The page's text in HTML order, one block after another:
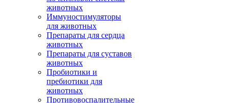
животных
Иммуностимуляторы
для животных
Препараты для сердца
животных
Препараты для суставов
животных
Пробиотики и
пребиотики для
животных
Противовоспалительные